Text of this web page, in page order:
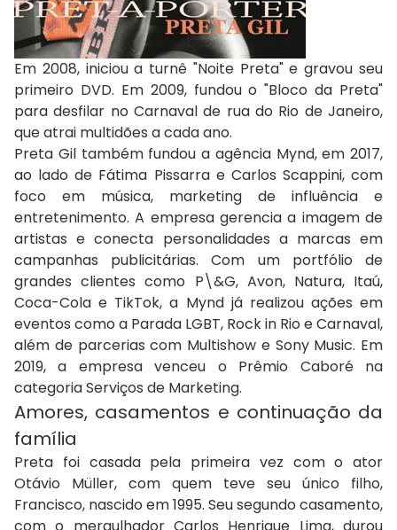
Em 2008, iniciou a turnê "Noite Preta" e gravou seu
primeiro DVD. Em 2009, fundou o "Bloco da Preta"
para desfilar no Carnaval de rua do Rio de Janeiro,
que atrai multidões a cada ano.
Preta Gil também fundou a agência Mynd, em 2017,
ao lado de Fátima Pissarra e Carlos Scappini, com
foco em música, marketing de influência e
entretenimento. A empresa gerencia a imagem de
artistas e conecta personalidades a marcas em
campanhas publicitárias. Com um portfólio de
grandes clientes como P\&G, Avon, Natura, Itaú,
Coca-Cola e TikTok, a Mynd já realizou ações em
eventos como a Parada LGBT, Rock in Rio e Carnaval,
além de parcerias com Multishow e Sony Music. Em
2019, a empresa venceu o Prêmio Caboré na
categoria Serviços de Marketing.
Amores, casamentos e continuação da
família
Preta foi casada pela primeira vez com o ator
Otávio Müller, com quem teve seu único filho,
Francisco, nascido em 1995. Seu segundo casamento,